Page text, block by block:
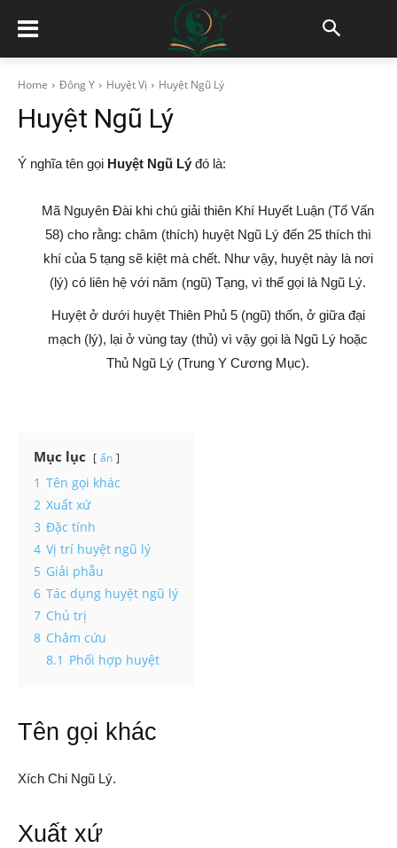
Home Đông Y Huyệt Vị Huyệt Ngũ Lý
Huyệt Ngũ Lý
Ý nghĩa tên gọi Huyệt Ngũ Lý đó là:
Mã Nguyên Đài khi chú giải thiên Khí Huyết Luận (Tố Vấn
58) cho rằng: châm (thích) huyệt Ngũ Lý đến 25 thích thì
khí của 5 tạng sẽ kiệt mà chết. Như vậy, huyệt này là nơi
(lý) có liên hệ với năm (ngũ) Tạng, vì thế gọi là Ngũ Lý.
Huyệt ở dưới huyệt Thiên Phủ 5 (ngũ) thốn, ở giữa đại
mạch (lý), lại ở vùng tay (thủ) vì vậy gọi là Ngũ Lý hoặc
Thủ Ngũ Lý (Trung Y Cương Mục).
Mục lục ẩn
1 Tên gọi khác
2 Xuất xứ
3 Đặc tính
4 Vị trí huyệt ngũ lý
5 Giải phẫu
6 Tác dụng huyệt ngũ lý
7 Chủ trị
8 Châm cứu
8.1 Phối hợp huyệt
Tên gọi khác
Xích Chi Ngũ Lý.
Xuất xứ